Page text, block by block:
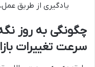
یادگیری از طریق
چگونگی به روز
سرعت تغییرات